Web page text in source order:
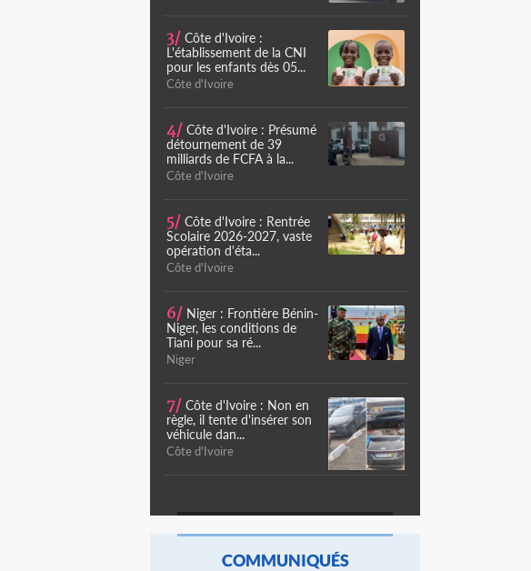
3/ Côte d'Ivoire :
L'établissement de la CNI
pour les enfants dès 05...
Côte d'Ivoire
4/ Côte d'Ivoire : Présumé
détournement de 39
milliards de FCFA à la...
Côte d'Ivoire
5/ Côte d'Ivoire : Rentrée
Scolaire 2026-2027, vaste
opération d'éta...
Côte d'Ivoire
6/ Niger : Frontière Bénin-
Niger, les conditions de
Tiani pour sa ré...
Niger
7/ Côte d'Ivoire : Non en
règle, il tente d'insérer son
véhicule dan...
Côte d'Ivoire
COMMUNIQUÉS